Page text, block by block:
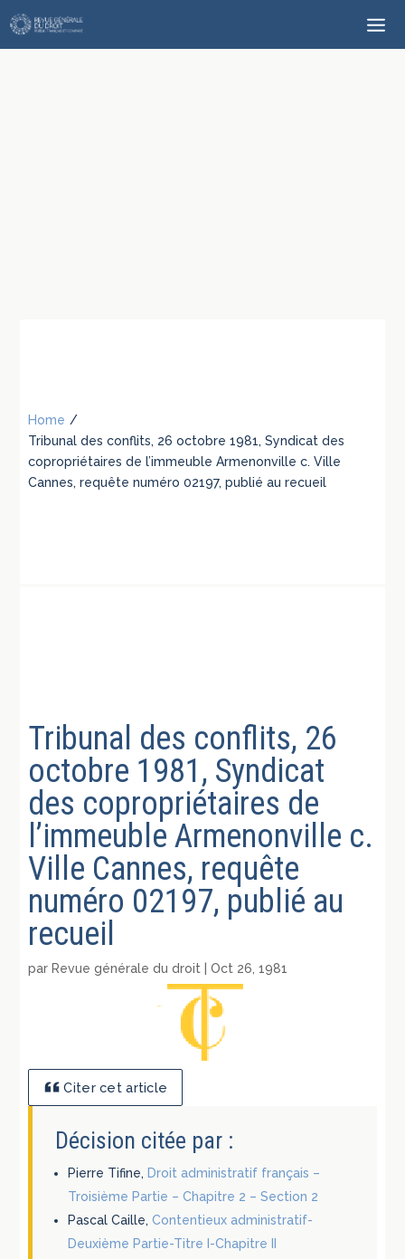
Home /
Tribunal des conflits, 26 octobre 1981, Syndicat des
copropriétaires de l’immeuble Armenonville c. Ville
Cannes, requête numéro 02197, publié au recueil
Tribunal des conflits, 26
octobre 1981, Syndicat
des copropriétaires de
l’immeuble Armenonville c.
Ville Cannes, requête
numéro 02197, publié au
recueil
parRevue générale du droit |Oct 26, 1981
Citer cet article
Décision citée par :
Pierre Tifine, Droit administratif français –
Troisième Partie – Chapitre 2 – Section 2
Pascal Caille,Contentieux administratif-
Deuxième Partie-Titre I-Chapitre II